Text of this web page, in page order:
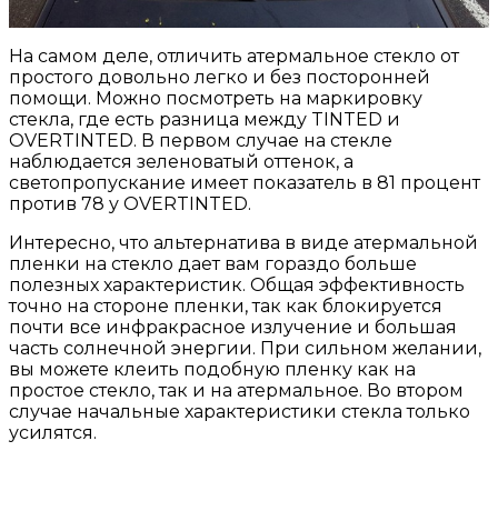
На самом деле, отличить атермальное стекло от
простого довольно легко и без посторонней
помощи. Можно посмотреть на маркировку
стекла, где есть разница между TINTED и
OVERTINTED. В первом случае на стекле
наблюдается зеленоватый оттенок, а
светопропускание имеет показатель в 81 процент
против 78 у OVERTINTED.
Интересно, что альтернатива в виде атермальной
пленки на стекло дает вам гораздо больше
полезных характеристик. Общая эффективность
точно на стороне пленки, так как блокируется
почти все инфракрасное излучение и большая
часть солнечной энергии. При сильном желании,
вы можете клеить подобную пленку как на
простое стекло, так и на атермальное. Во втором
случае начальные характеристики стекла только
усилятся.